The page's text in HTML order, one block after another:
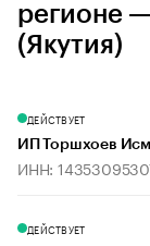
регионе
(Якутия)
ДЕЙСТВУЕТ
ИП Торшхоев
ИНН:
ДЕЙСТВУЕТ